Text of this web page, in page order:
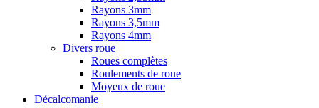
Rayons 3mm
Rayons 3,5mm
Rayons 4mm
Divers roue
Roues complètes
Roulements de roue
Moyeux de roue
Décalcomanie